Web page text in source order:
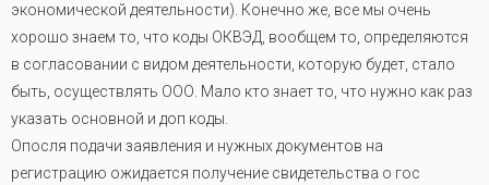
экономической деятельности). Конечно же, все мы очень
хорошо знаем то, что коды ОКВЭД, вообщем то, определяются
в согласовании с видом деятельности, которую будет, стало
быть, осуществлять ООО. Мало кто знает то, что нужно как раз
указать основной и доп коды.
Опосля подачи заявления и нужных документов на
регистрацию ожидается получение свидетельства о гос